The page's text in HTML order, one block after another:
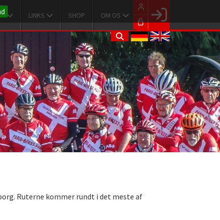
LINKS SHOP OM OS
Facebook login
Husk mig
Glemt password
Opret profil
LOG IND
Ruterne kommer rundt i det meste af